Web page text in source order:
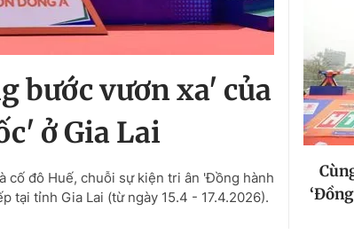
bước vươn xa' của
ở Gia Lai
cố đô Huế, chuỗi sự kiện tri ân 'Đồng hành
tại tỉnh Gia Lai (từ ngày 15.4 - 17.4.2026).